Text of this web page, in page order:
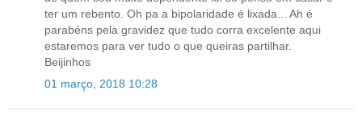
ter um rebento. Oh pa a bipolaridade é lixada... Ah é
parabéns pela gravidez que tudo corra excelente aqui
estaremos para ver tudo o que queiras partilhar.
Beijinhos
01 março, 2018 10:28